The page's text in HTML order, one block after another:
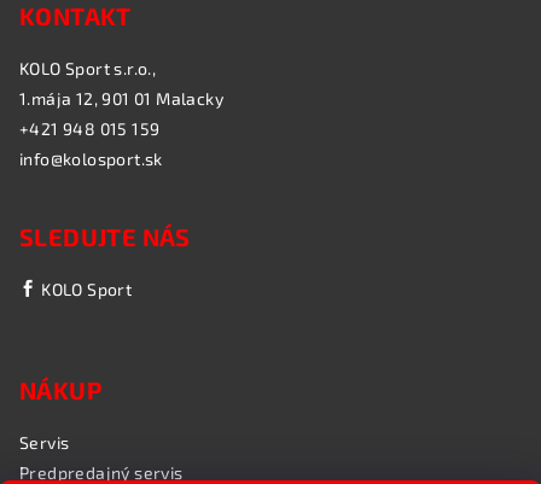
KONTAKT
KOLO Sport s.r.o.,
1.mája 12, 901 01 Malacky
+421 948 015 159
info@kolosport.sk
SLEDUJTE NÁS
KOLO Sport
NÁKUP
Servis
Predpredajný servis